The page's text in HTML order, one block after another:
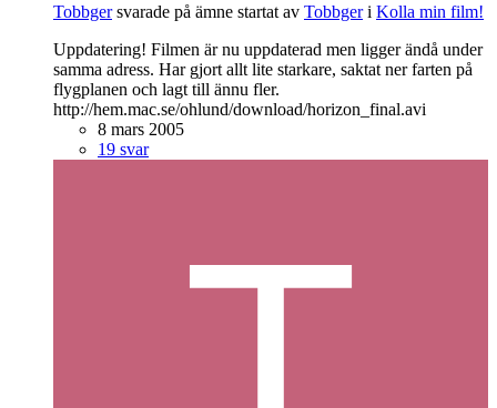
Tobbgersvarade på ämne startat av Tobbgeri Kolla min film!
Uppdatering! Filmen är nu uppdaterad men ligger ändå under
samma adress. Har gjort allt lite starkare, saktat ner farten på
flygplanen och lagt till ännu fler.
http://hem.mac.se/ohlund/download/horizon_final.avi
8 mars 2005
19 svar